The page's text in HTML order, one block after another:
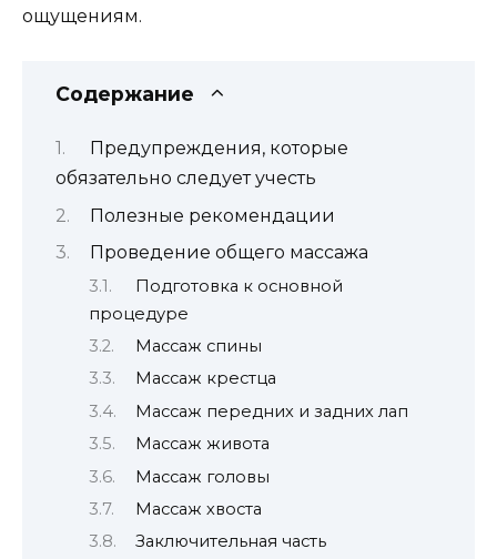
ощущениям.
Содержание
Предупреждения, которые
обязательно следует учесть
Полезные рекомендации
Проведение общего массажа
Подготовка к основной
процедуре
Массаж спины
Массаж крестца
Массаж передних и задних лап
Массаж живота
Массаж головы
Массаж хвоста
Заключительная часть